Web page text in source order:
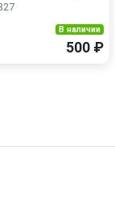
В наличии
500 ₽